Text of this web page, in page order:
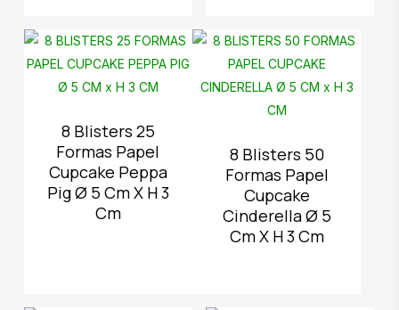
8 Blisters 25
Formas Papel
Cupcake Peppa
Pig Ø 5 Cm X H 3
Cm
8 Blisters 50
Formas Papel
Cupcake
Cinderella Ø 5
Cm X H 3 Cm